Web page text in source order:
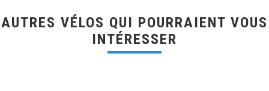
AUTRES VÉLOS QUI POURRAIENT VOUS
INTÉRESSER